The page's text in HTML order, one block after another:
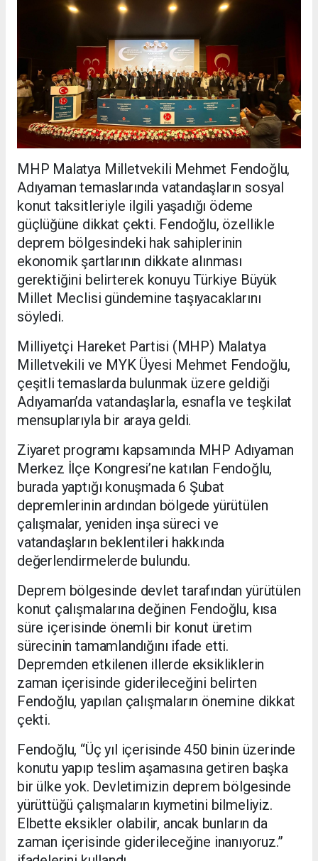
MHP Malatya Milletvekili Mehmet Fendoğlu,
Adıyaman temaslarında vatandaşların sosyal
konut taksitleriyle ilgili yaşadığı ödeme
güçlüğüne dikkat çekti. Fendoğlu, özellikle
deprem bölgesindeki hak sahiplerinin
ekonomik şartlarının dikkate alınması
gerektiğini belirterek konuyu Türkiye Büyük
Millet Meclisi gündemine taşıyacaklarını
söyledi.
Milliyetçi Hareket Partisi (MHP) Malatya
Milletvekili ve MYK Üyesi Mehmet Fendoğlu,
çeşitli temaslarda bulunmak üzere geldiği
Adıyaman’da vatandaşlarla, esnafla ve teşkilat
mensuplarıyla bir araya geldi.
Ziyaret programı kapsamında MHP Adıyaman
Merkez İlçe Kongresi’ne katılan Fendoğlu,
burada yaptığı konuşmada 6 Şubat
depremlerinin ardından bölgede yürütülen
çalışmalar, yeniden inşa süreci ve
vatandaşların beklentileri hakkında
değerlendirmelerde bulundu.
Deprem bölgesinde devlet tarafından yürütülen
konut çalışmalarına değinen Fendoğlu, kısa
süre içerisinde önemli bir konut üretim
sürecinin tamamlandığını ifade etti.
Depremden etkilenen illerde eksikliklerin
zaman içerisinde giderileceğini belirten
Fendoğlu, yapılan çalışmaların önemine dikkat
çekti.
Fendoğlu, “Üç yıl içerisinde 450 binin üzerinde
konutu yapıp teslim aşamasına getiren başka
bir ülke yok. Devletimizin deprem bölgesinde
yürüttüğü çalışmaların kıymetini bilmeliyiz.
Elbette eksikler olabilir, ancak bunların da
zaman içerisinde giderileceğine inanıyoruz.”